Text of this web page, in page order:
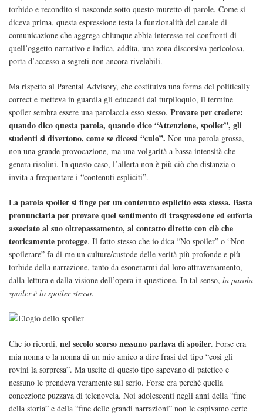
torbido e recondito si nasconde sotto questo muretto di parole. Come si
diceva prima, questa espressione testa la funzionalità del canale di
comunicazione che aggrega chiunque abbia interesse nei confronti di
quell’oggetto narrativo e indica, addita, una zona discorsiva pericolosa,
porta d’accesso a segreti non ancora rivelabili.
Ma rispetto al Parental Advisory, che costituiva una forma del politically
correct e metteva in guardia gli educandi dal turpiloquio, il termine
spoiler sembra essere una parolaccia esso stesso. Provare per credere:
quando dico questa parola, quando dico “Attenzione, spoiler”, gli
studenti si divertono, come se dicessi “culo”. Non una parola grossa,
non una grande provocazione, ma una volgarità a bassa intensità che
genera risolini. In questo caso, l’allerta non è più ciò che distanzia o
invita a frequentare i “contenuti espliciti”.
La parola spoiler si finge per un contenuto esplicito essa stessa. Basta
pronunciarla per provare quel sentimento di trasgressione ed euforia
associato al suo oltrepassamento, al contatto diretto con ciò che
teoricamente protegge. Il fatto stesso che io dica “No spoiler” o “Non
spoilerare” fa di me un culture/custode delle verità più profonde e più
torbide della narrazione, tanto da esonerarmi dal loro attraversamento,
dalla lettura e dalla visione dell’opera in questione. In tal senso, la parola
spoiler è lo spoiler stesso.
Che io ricordi, nel secolo scorso nessuno parlava di spoiler. Forse era
mia nonna o la nonna di un mio amico a dire frasi del tipo “così gli
rovini la sorpresa”. Ma uscite di questo tipo sapevano di patetico e
nessuno le prendeva veramente sul serio. Forse era perché quella
concezione puzzava di telenovela. Noi adolescenti negli anni della “fine
della storia” e della “fine delle grandi narrazioni” non le capivamo certe